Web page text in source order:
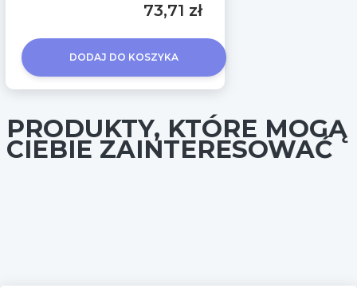
73,71 zł
DODAJ DO KOSZYKA
PRODUKTY, KTÓRE MOGĄ
CIEBIE ZAINTERESOWAĆ